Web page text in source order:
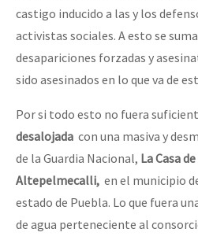
castigo inducido a las y los
activistas sociales. A esto se
desapariciones forzadas y
sido asesinados en lo que va de
Por si todo esto no fuera
desalojada con una masiva y
de la Guardia Nacional, La Casa
Altepelmecalli, en el municipio
estado de Puebla. Lo que fuera
de agua perteneciente al